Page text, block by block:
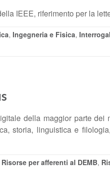
IEEE, riferimento per la
, Ingegneria e Fisica,
della maggior parte
storia, linguistica e
Risorse per afferenti al DEMB,